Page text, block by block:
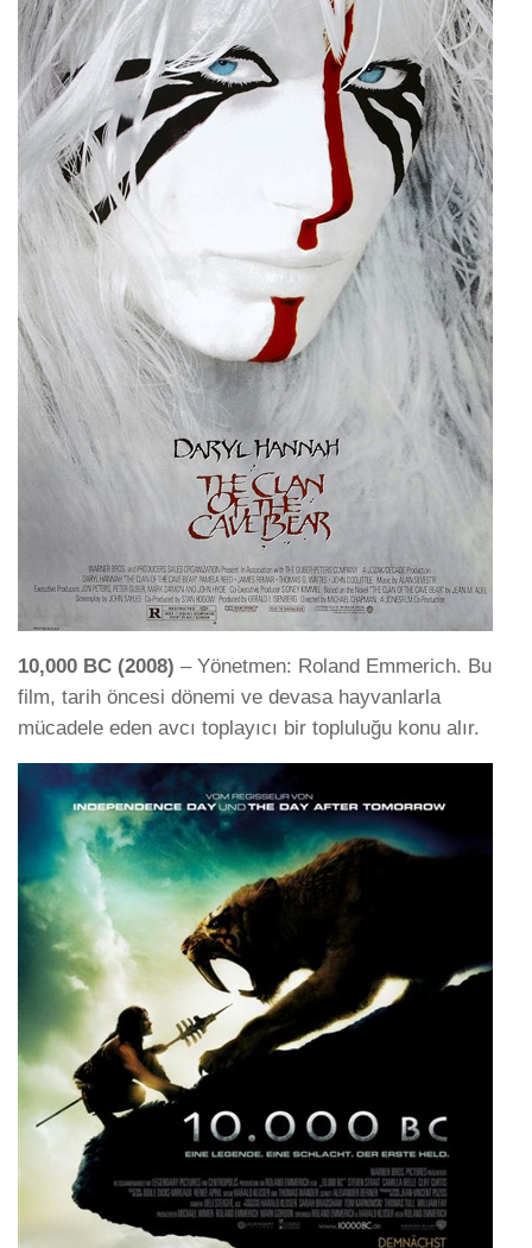
10,000 BC (2008) – Yönetmen: Roland Emmerich. Bu
film, tarih öncesi dönemi ve devasa hayvanlarla
mücadele eden avcı toplayıcı bir topluluğu konu alır.